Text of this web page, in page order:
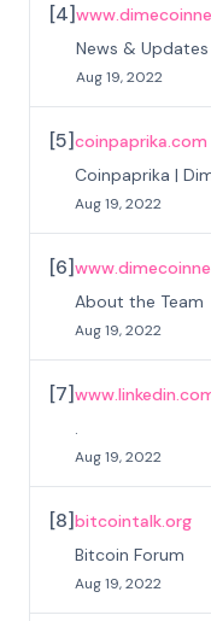
[4]
News & Updates
Aug 19, 2022
[5]coinpaprika.com
Coinpaprika |
Aug 19, 2022
[6]
About the Team
Aug 19, 2022
[7]
.
Aug 19, 2022
[8]bitcointalk.org
Bitcoin Forum
Aug 19, 2022